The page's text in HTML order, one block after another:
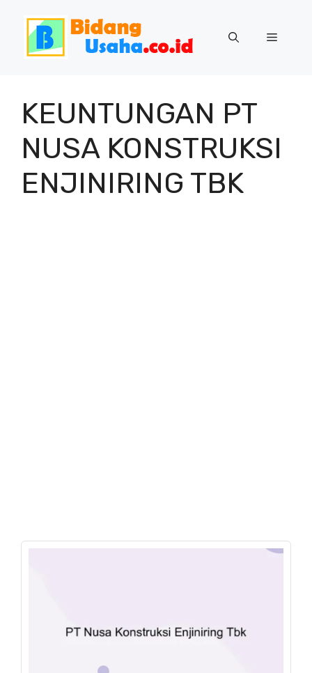
Menu
KEUNTUNGAN PT
NUSA KONSTRUKSI
ENJINIRING TBK